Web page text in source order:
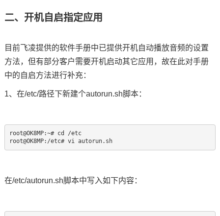
二、开机自启指定应用
目前飞凌提供的软件手册中已提供开机自动播放音频的设置
方法，但有部分客户需要开机启动其它应用，故在此对手册
中的自启方法进行补充：
1、在/etc/路径下新建个autorun.sh脚本：
root@OK8MP:~# cd /etc
root@OK8MP:/etc# vi autorun.sh
在/etc/autorun.sh脚本中写入如下内容：